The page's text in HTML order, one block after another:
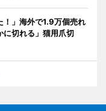
！」海外で1.9万個売れ
に切れる」猫用爪切